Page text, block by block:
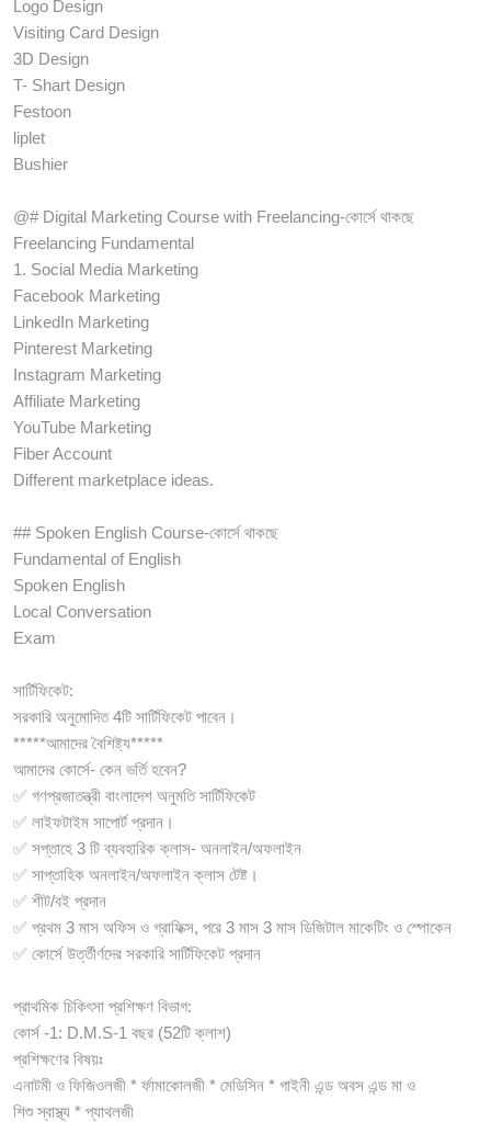
Logo Design
Visiting Card Design
3D Design
T- Shart Design
Festoon
liplet
Bushier
@# Digital Marketing Course with Freelancing-কোর্সে থাকছে
Freelancing Fundamental
1. Social Media Marketing
Facebook Marketing
LinkedIn Marketing
Pinterest Marketing
Instagram Marketing
Affiliate Marketing
YouTube Marketing
Fiber Account
Different marketplace ideas.
## Spoken English Course-কোর্সে থাকছে
Fundamental of English
Spoken English
Local Conversation
Exam
সার্টিফিকেট:
সরকারি অনুমোদিত 4টি সার্টিফিকেট পাবেন।
*****আমাদের বৈশিষ্ট্য*****
আমাদের কোর্সে- কেন ভর্তি হবেন?
✅ গণপ্রজাতন্ত্রী বাংলাদেশ অনুমতি সার্টিফিকেট
✅ লাইফটাইম সাপোর্ট প্রদান।
✅ সপ্তাহে 3 টি ব্যবহারিক ক্লাস- অনলাইন/অফলাইন
✅ সাপ্তাহিক অনলাইন/অফলাইন ক্লাস টেষ্ট।
✅ শীট/বই প্রদান
✅ প্রথম 3 মাস অফিস ও গ্রাফিক্স, পরে 3 মাস 3 মাস ডিজিটাল মাকেটিং ও স্পোকেন
✅ কোর্সে উর্ত্তীর্ণদের সরকারি সার্টিফিকেট প্রদান
প্রাথমিক চিকিৎসা প্রশিক্ষণ বিভাগ:
কোর্স -1: D.M.S-1 বছর (52টি ক্লাশ)
প্রশিক্ষণের বিষয়ঃ
এনাটমী ও ফিজিওলজী * র্ফামাকোলজী * মেডিসিন * গাইনী এন্ড অবস এন্ড মা ও
শিশু স্বাস্থ্য * প্যাথলজী